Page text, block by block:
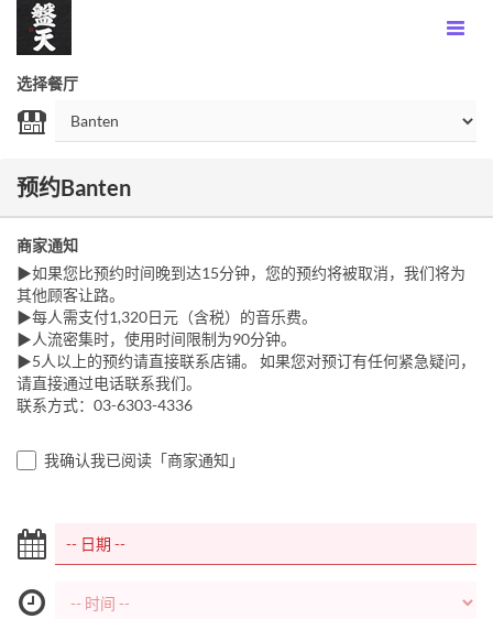
选择餐厅
预约Banten
商家通知
▶如果您比预约时间晚到达15分钟，您的预约将被取消，我们将为
其他顾客让路。
▶每人需支付1,320日元（含税）的音乐费。
▶人流密集时，使用时间限制为90分钟。
▶5人以上的预约请直接联系店铺。 如果您对预订有任何紧急疑问，
请直接通过电话联系我们。
联系方式：03-6303-4336
我确认我已阅读「商家通知」